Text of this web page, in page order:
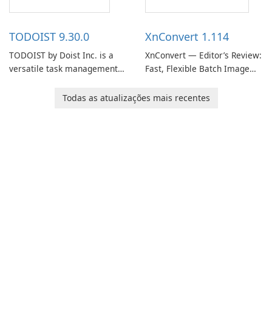
track of important
access information across
TODOIST 9.30.0
TODOIST by Doist Inc. is a
versatile task management
individuals and teams
XnConvert 1.114
XnConvert — Editor’s Review:
Fast, Flexible Batch Image
macOS and Linux XnConvert
Todas as atualizações mais recentes